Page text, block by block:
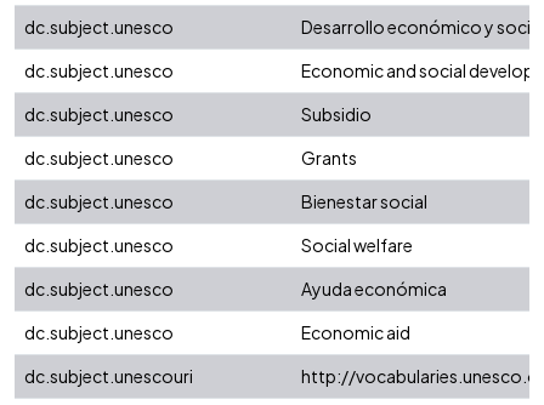
dc.subject.unesco
Desarrollo económico y social
dc.subject.unesco
Economic and social
dc.subject.unesco
Subsidio
dc.subject.unesco
Grants
dc.subject.unesco
Bienestar social
dc.subject.unesco
Social welfare
dc.subject.unesco
Ayuda económica
dc.subject.unesco
Economic aid
dc.subject.unescouri
http://